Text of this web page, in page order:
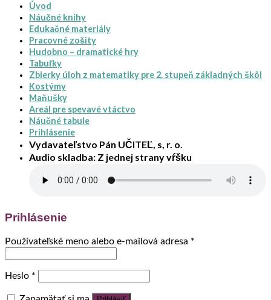
Úvod
Náučné knihy
Edukačné materiály
Pracovné zošity
Hudobno – dramatické hry
Tabuľky
Zbierky úloh z matematiky pre 2. stupeň základných škôl
Kostýmy
Maňušky
Areál pre spevavé vtáctvo
Náučné tabule
Prihlásenie
Vydavateľstvo Pán UČITEĽ, s, r. o.
Audio skladba: Z jednej strany vŕšku
Prihlásenie
Používateľské meno alebo e-mailová adresa *
Heslo *